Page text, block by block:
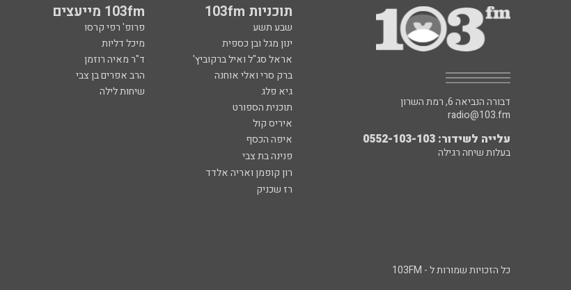
תוכניות 103fm 103fm מייעצים
שבע תשע פרופ' רפי קרסו
ינון מגל ובן כספית
מיכל דליות
אראל סג"ל ואיל ברקוביץ'
ד"ר מאיה רוזמן
ברק סרי ואלי אוחנה
הרב אפרים בן צבי
גיא פלג
שיחות לילה
תוכנית הספורט
איריס קול
איפה הכסף
פנינה בת צבי
רון קופמן ואריה אלדד
רז שכניק
דבורה הנביאה 6, רמת השרון
radio@103.fm
עלייה לשידור: 0552-103-103
בעלות שיחה רגילה
כל הזכויות שמורות ל - 103FM